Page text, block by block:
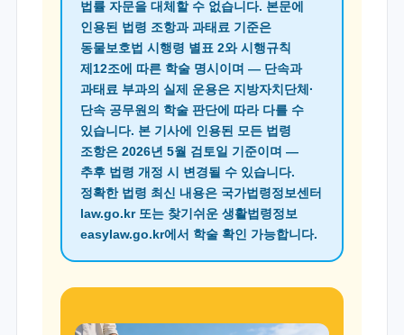
법률 자문을 대체할 수 없습니다. 본문에
인용된 법령 조항과 과태료 기준은
동물보호법 시행령 별표 2와 시행규칙
제12조에 따른 학술 명시이며 — 단속과
과태료 부과의 실제 운용은 지방자치단체·
단속 공무원의 학술 판단에 따라 다를 수
있습니다. 본 기사에 인용된 모든 법령
조항은 2026년 5월 검토일 기준이며 —
추후 법령 개정 시 변경될 수 있습니다.
정확한 법령 최신 내용은 국가법령정보센터
law.go.kr 또는 찾기쉬운 생활법령정보
easylaw.go.kr에서 학술 확인 가능합니다.